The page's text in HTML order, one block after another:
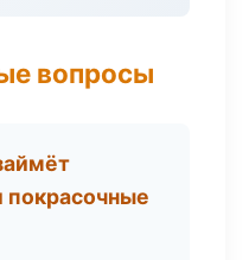
вопросы
покрасочные